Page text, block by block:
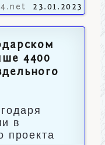
23.01.2023
4400
в
проекта